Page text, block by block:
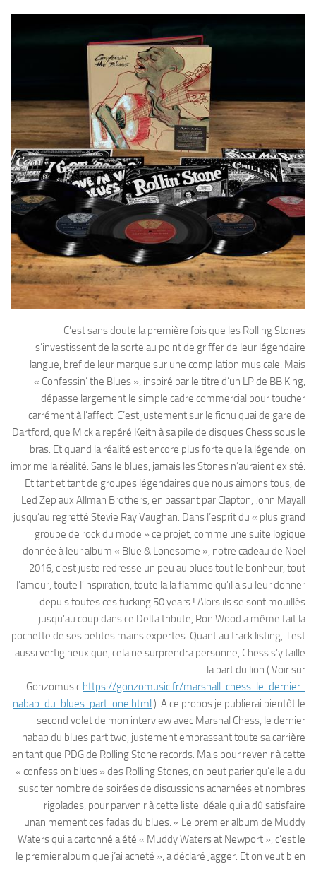
C’est sans doute la première fois que les Rolling Stones
s’investissent de la sorte au point de griffer de leur légendaire
langue, bref de leur marque sur une compilation musicale. Mais
« Confessin’ the Blues », inspiré par le titre d’un LP de BB King,
dépasse largement le simple cadre commercial pour toucher
carrément à l’affect. C’est justement sur le fichu quai de gare de
Dartford, que Mick a repéré Keith à sa pile de disques Chess sous le
bras. Et quand la réalité est encore plus forte que la légende, on
imprime la réalité. Sans le blues, jamais les Stones n’auraient existé.
Et tant et tant de groupes légendaires que nous aimons tous, de
Led Zep aux Allman Brothers, en passant par Clapton, John Mayall
jusqu’au regretté Stevie Ray Vaughan. Dans l’esprit du « plus grand
groupe de rock du mode » ce projet, comme une suite logique
donnée à leur album « Blue & Lonesome », notre cadeau de Noël
2016, c’est juste redresse un peu au blues tout le bonheur, tout
l’amour, toute l’inspiration, toute la la flamme qu’il a su leur donner
depuis toutes ces fucking 50 years ! Alors ils se sont mouillés
jusqu’au coup dans ce Delta tribute, Ron Wood a même fait la
pochette de ses petites mains expertes. Quant au track listing, il est
aussi vertigineux que, cela ne surprendra personne, Chess s’y taille
la part du lion ( Voir sur
Gonzomusic https://gonzomusic.fr/marshall-chess-le-dernier-
nabab-du-blues-part-one.html ). A ce propos je publierai bientôt le
second volet de mon interview avec Marshal Chess, le dernier
nabab du blues part two, justement embrassant toute sa carrière
en tant que PDG de Rolling Stone records. Mais pour revenir à cette
« confession blues » des Rolling Stones, on peut parier qu’elle a du
susciter nombre de soirées de discussions acharnées et nombres
rigolades, pour parvenir à cette liste idéale qui a dû satisfaire
unanimement ces fadas du blues. « Le premier album de Muddy
Waters qui a cartonné a été « Muddy Waters at Newport », c’est le
le premier album que j’ai acheté », a déclaré Jagger. Et on veut bien